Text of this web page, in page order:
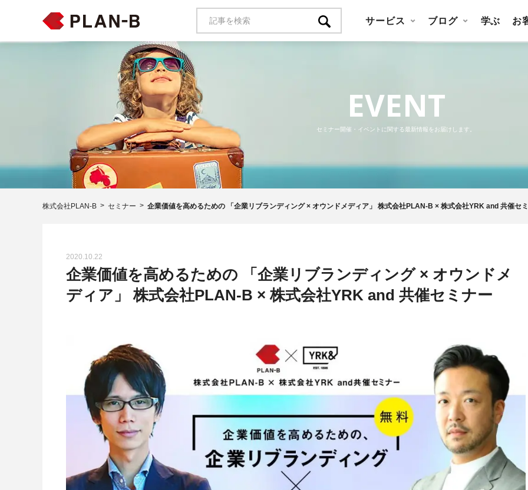
サービス ブログ 学ぶ お
EVENT
セミナー開催・イベントに関する最新情報をお届けします。
株式会社PLAN-B セミナー 企業価値を高めるための 「企業リブランディング × オウンドメディア」 株式会社PLAN-B × 株式会社YRK and 共催セ
2020.10.22
企業価値を高めるための 「企業リブランディング × オウンドメ
ディア」 株式会社PLAN-B × 株式会社YRK and 共催セミナー